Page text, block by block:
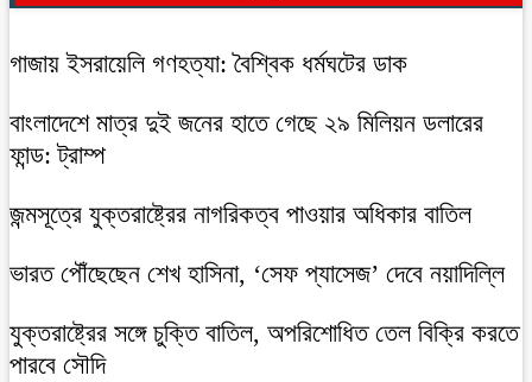
গাজায় ইসরায়েলি গণহত্যা: বৈশ্বিক ধর্মঘটের ডাক
বাংলাদেশে মাত্র দুই জনের হাতে গেছে ২৯ মিলিয়ন ডলারের
ফান্ড: ট্রাম্প
জন্মসূত্রে যুক্তরাষ্ট্রের নাগরিকত্ব পাওয়ার অধিকার বাতিল
ভারত পৌঁছেছেন শেখ হাসিনা, ‘সেফ প্যাসেজ’ দেবে নয়াদিল্লি
যুক্তরাষ্ট্রের সঙ্গে চুক্তি বাতিল, অপরিশোধিত তেল বিক্রি করতে
পারবে সৌদি